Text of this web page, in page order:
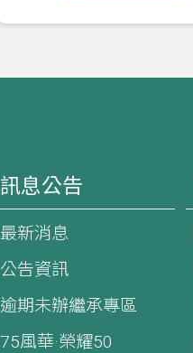
訊息公告
最新消息
公告資訊
逾期未辦繼承專區
75風華·榮耀50